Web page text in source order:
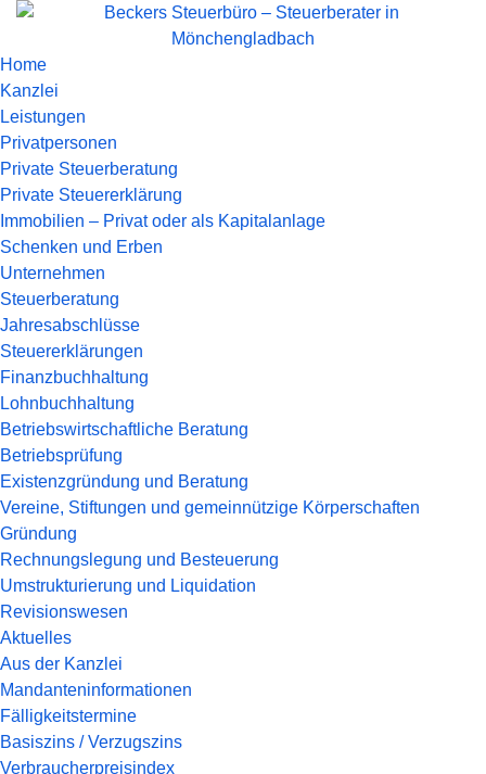
Home
Kanzlei
Leistungen
Privatpersonen
Private Steuerberatung
Private Steuererklärung
Immobilien – Privat oder als Kapitalanlage
Schenken und Erben
Unternehmen
Steuerberatung
Jahresabschlüsse
Steuererklärungen
Finanzbuchhaltung
Lohnbuchhaltung
Betriebswirtschaftliche Beratung
Betriebsprüfung
Existenzgründung und Beratung
Vereine, Stiftungen und gemeinnützige Körperschaften
Gründung
Rechnungslegung und Besteuerung
Umstrukturierung und Liquidation
Revisionswesen
Aktuelles
Aus der Kanzlei
Mandanteninformationen
Fälligkeitstermine
Basiszins / Verzugszins
Verbraucherpreisindex